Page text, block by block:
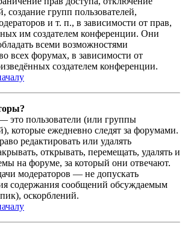
создание групп пользователей,
и т. п., в зависимости от прав,
им создателем конференции. Они
всеми возможностями
всех форумах, в зависимости от
создателем конференции.
это пользователи (или группы
которые ежедневно следят за форумами.
редактировать или удалять
открывать, перемещать, удалять и
на форуме, за который они отвечают.
модераторов — не допускать
содержания сообщений обсуждаемым
оскорблений.